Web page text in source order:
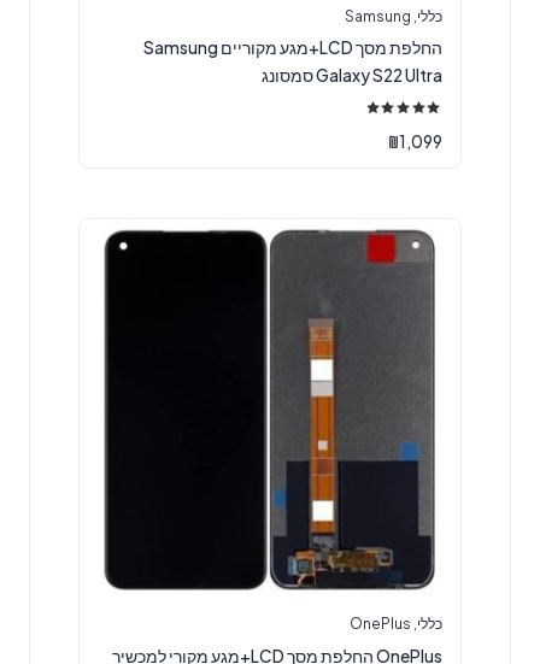
כללי Samsung
החלפת מסך LCD+מגע מקוריים Samsung
Galaxy S22 Ultra סמסונג
5.00
מתוך 5 ₪1,099
כללי,
OnePlus
OnePlus החלפת מסך LCD+מגע מקורי למכשיר